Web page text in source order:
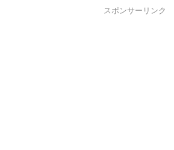
スポンサーリンク